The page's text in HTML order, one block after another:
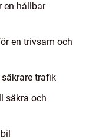
en hållbar
en trivsam och
trafik
säkra och